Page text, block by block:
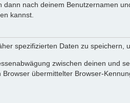
nach deinem Benutzernamen
kannst.
spezifizierten Daten zu speichern,
zwischen deinen und
übermittelter Browser-